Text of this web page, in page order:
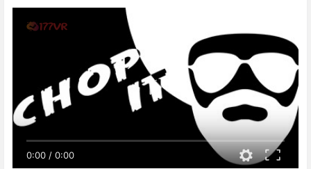
0:00 / 0:00